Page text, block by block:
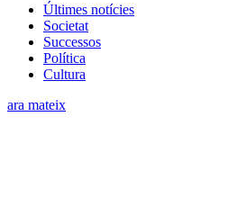
Últimes notícies
Societat
Successos
Política
Cultura
ara mateix